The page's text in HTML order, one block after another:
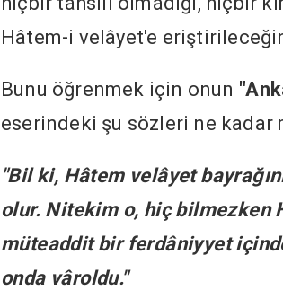
Hâtem-i velâyet'e
Bunu öğrenmek için onun
eserindeki şu sözleri ne kadar
"Bil ki, Hâtem velâyet
olur. Nitekim o, hiç bilmezken
müteaddit bir ferdâniyyet
onda vâroldu."